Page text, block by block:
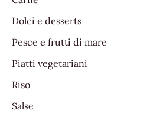
o
r
:
Dolci e desserts
Pesce e frutti di mare
Piatti vegetariani
Riso
Salse